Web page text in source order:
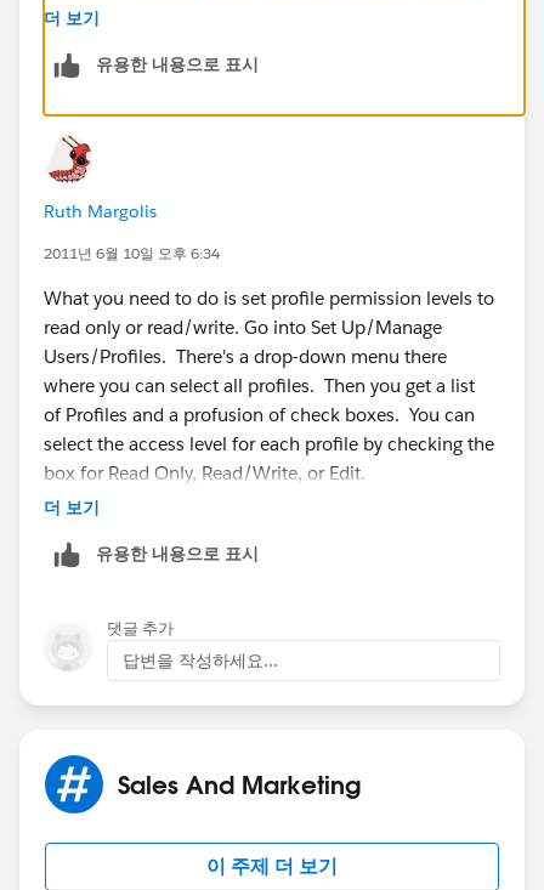
더 보기
유용한 내용으로 표시
Ruth Margolis
2011년 6월 10일 오후 6:34
What you need to do is set profile permission levels to
read only or read/write. Go into Set Up/Manage
Users/Profiles. There's a drop-down menu there
where you can select all profiles. Then you get a list
of Profiles and a profusion of check boxes. You can
select the access level for each profile by checking the
box for Read Only, Read/Write, or Edit.
to the Account Team and assign them read/write
of your team. For this to work, you'll need to know
specifically who needs access to what account.
더 보기
유용한 내용으로 표시
댓글 추가
답변을 작성하세요...
Sales And Marketing
이 주제 더 보기